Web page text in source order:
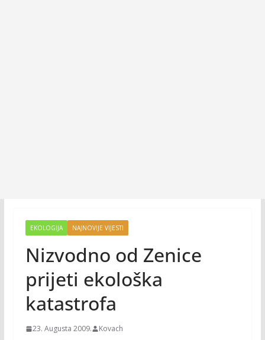
EKOLOGIJA NAJNOVIJE VIJESTI
Nizvodno od Zenice
prijeti ekološka
katastrofa
23. Augusta 2009. Kovach